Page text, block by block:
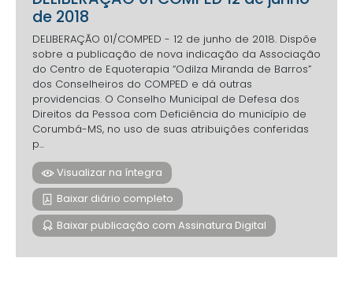
de 2018
DELIBERAÇÃO 01/COMPED - 12 de junho de 2018. Dispõe
sobre a publicação de nova indicação da Associação
do Centro de Equoterapia “Odilza Miranda de Barros”
dos Conselheiros do COMPED e dá outras
providencias. O Conselho Municipal de Defesa dos
Direitos da Pessoa com Deficiência do município de
Corumbá-MS, no uso de suas atribuições conferidas
p...
Visualizar na íntegra
Baixar diário completo
Baixar publicação com Assinatura Digital